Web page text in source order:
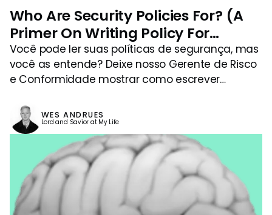
Who Are Security Policies For? (A
Primer On Writing Policy For
People)
Você pode ler suas políticas de segurança, mas
você as entende? Deixe nosso Gerente de Risco
e Conformidade mostrar como escrever
WES ANDRUES
Lord and Savior at My Life